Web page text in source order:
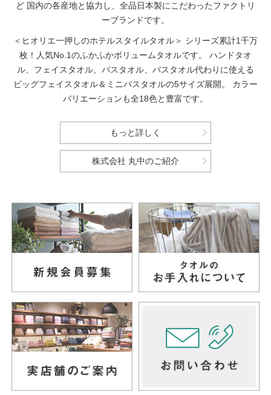
ど 国内の各産地と協力し、全品日本製にこだわったファクトリ
ーブランドです。
＜ヒオリエ一押しのホテルスタイルタオル＞ シリーズ累計1千万
枚！人気No.1のふかふかボリュームタオルです。
ハンドタオ
ル、フェイスタオル、バスタオル、バスタオル代わりに使える
ビッグフェイスタオル＆ミニバスタオルの5サイズ展開。
カラー
バリエーションも全18色と豊富です。
もっと詳しく
株式会社 丸中のご紹介